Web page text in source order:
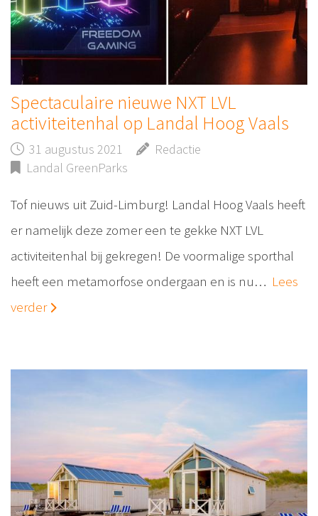
Spectaculaire nieuwe NXT LVL
activiteitenhal op Landal Hoog Vaals
31 augustus 2021
Redactie
Landal GreenParks
Tof nieuws uit Zuid-Limburg! Landal Hoog Vaals heeft
er namelijk deze zomer een te gekke NXT LVL
activiteitenhal bij gekregen! De voormalige sporthal
heeft een metamorfose ondergaan en is nu… Lees
verder